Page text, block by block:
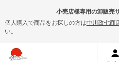
小売店様専用の卸販売
個人購入で商品をお探しの方は中川政七商
い。